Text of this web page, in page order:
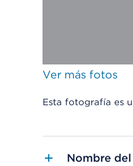
Ver más fotos
Esta fotografía es
Nombre